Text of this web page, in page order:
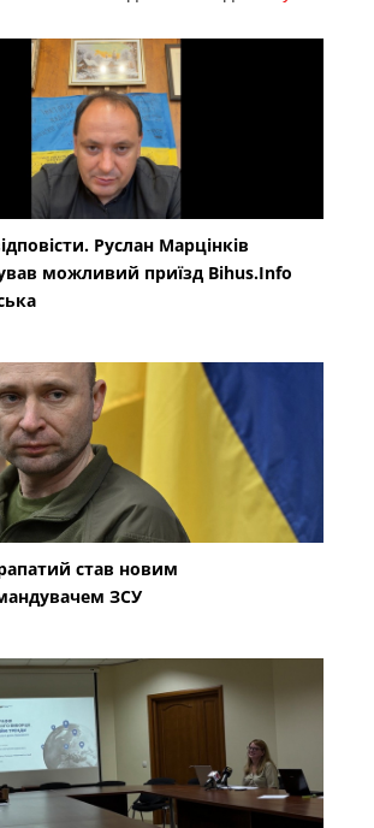
Руслан Марцінків
можливий приїзд Bihus.Info
став новим
ЗСУ